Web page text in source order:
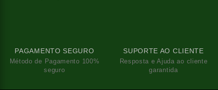
PAGAMENTO SEGURO
Método de Pagamento 100%
seguro
SUPORTE AO CLIENTE
Resposta e Ajuda ao cliente
garantida